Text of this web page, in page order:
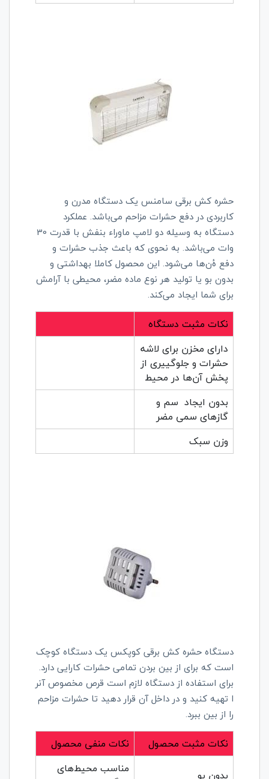
حشره کش برقی سامنس یک دستگاه مدرن و
کاربردی در دفع حشرات مزاحم می‌باشد. عملکرد
دستگاه به وسیله دو لامپ ماوراء بنفش با قدرت 30
وات می‌باشد. به نحوی که باعث جذب حشرات و
دفع ۀن‌ها می‌شود. این محصول کاملا بهداشتی و
بدون بو یا تولید هر نوع ماده مضر، محیطی با آرامش
برای شما ایجاد می‌کند.
نکات مثبت دستگاه
دارای مخزن برای لاشه
حشرات و جلوگییری از
پخش آن‌ها در محیط
بدون ایجاد سم و
گازهای سمی مضر
وزن سبک
دستگاه حشره کش برقی کوپکس یک دستگاه کوچک
است که برای از بین بردن تمامی حشرات کارایی دارد.
برای استفاده از دستگاه لازم است قرص مخصوص آنر
ا تهیه کنید و در داخل آن قرار دهید تا حشرات مزاحم
را از بین ببرد.
نکات مثبت محصول
نکات منفی محصول
بدون بو
مناسب محیط‌های